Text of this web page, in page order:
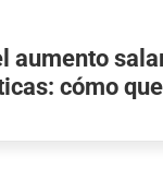
aumento
cómo